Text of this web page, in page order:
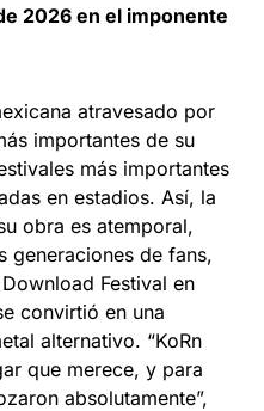
2026 en el imponente
atravesado por
importantes de su
más importantes
en estadios. Así, la
obra es atemporal,
generaciones de fans,
Festival en
convirtió en una
alternativo. “KoRn
que merece, y para
absolutamente”,